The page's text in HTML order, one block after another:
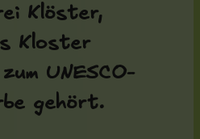
Klöster,
Kloster
UNESCO-
gehört.